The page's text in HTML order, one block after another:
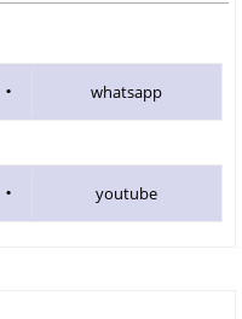
whatsapp
youtube